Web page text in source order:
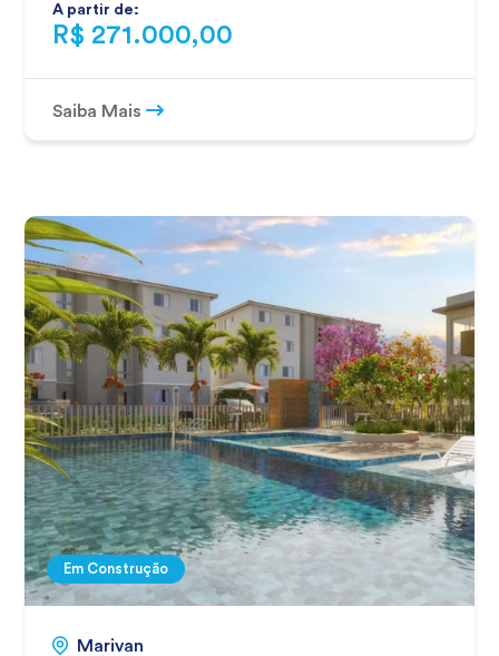
A partir de:
R$ 271.000,00
Saiba Mais
Em Construção
Marivan